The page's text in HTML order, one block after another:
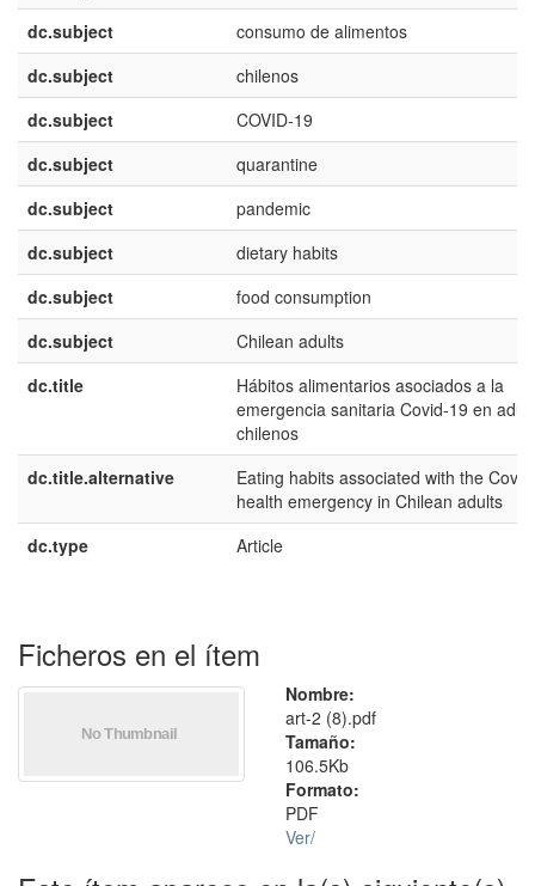
dc.subject
consumo de alimentos
dc.subject
chilenos
dc.subject
COVID-19
dc.subject
quarantine
dc.subject
pandemic
dc.subject
dietary habits
dc.subject
food consumption
dc.subject
Chilean adults
dc.title
Hábitos alimentarios asociados a la
emergencia sanitaria Covid-19 en
chilenos
dc.title.alternative
Eating habits associated with the
health emergency in Chilean adults
dc.type
Article
Ficheros en el ítem
Nombre:
art-2 (8).pdf
Tamaño:
106.5Kb
Formato:
PDF
Ver/